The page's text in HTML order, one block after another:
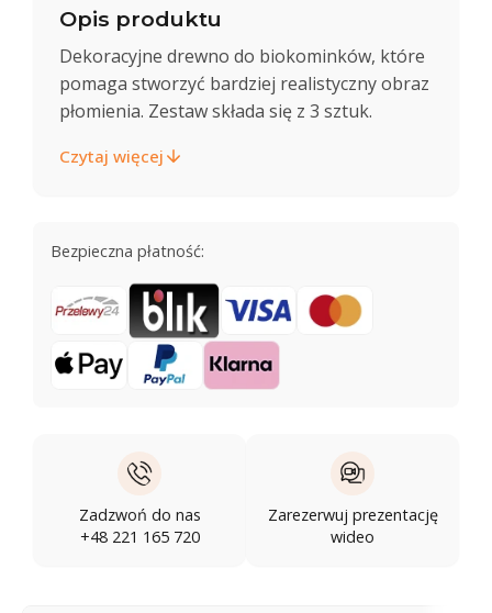
Opis produktu
Dekoracyjne drewno do biokominków, które
pomaga stworzyć bardziej realistyczny obraz
płomienia. Zestaw składa się z 3 sztuk.
Czytaj więcej
Bezpieczna płatność:
Zadzwoń do nas
+48 221 165 720
Zarezerwuj prezentację
wideo